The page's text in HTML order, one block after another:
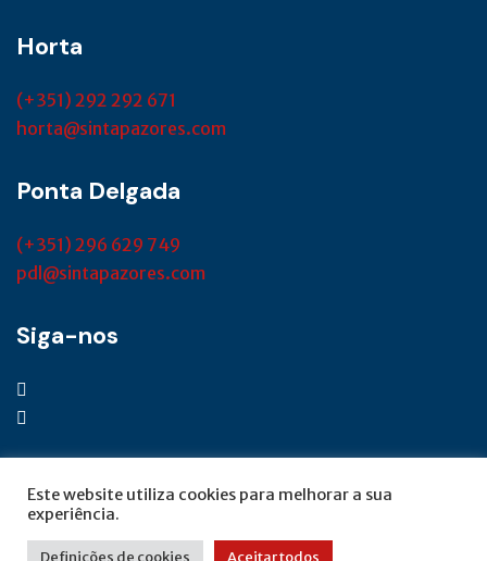
Horta
(+351) 292 292 671
horta@sintapazores.com
Ponta Delgada
(+351) 296 629 749
pdl@sintapazores.com
Siga-nos
© SINTAP Açores 2022 | Desenvolvido por
Este website utiliza cookies para melhorar a sua
experiência.
Definições de cookies Aceitar todos